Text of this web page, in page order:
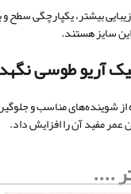
بیشتر، یکپارچگی سطح
سایز هستند.
آریو طوسی
از شوینده‌های مناسب و
مفید آن را افزایش داد.
....